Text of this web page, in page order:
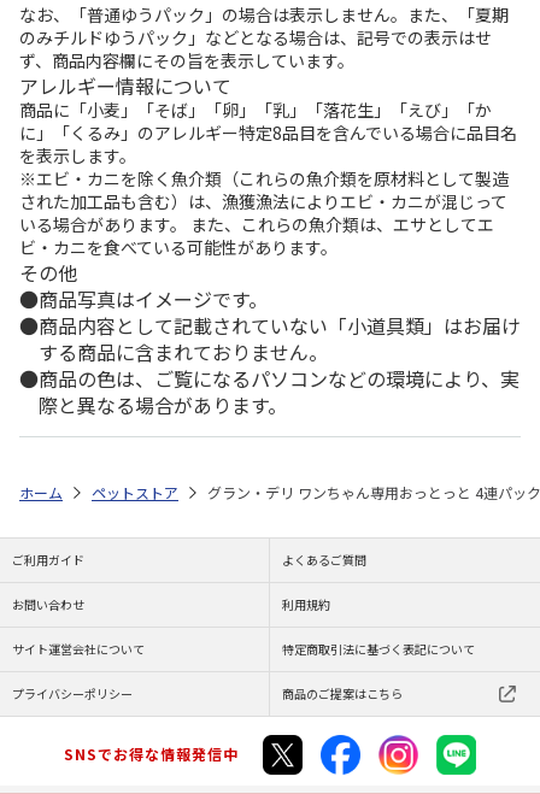
なお、「普通ゆうパック」の場合は表示しません。また、「夏期
のみチルドゆうパック」などとなる場合は、記号での表示はせ
ず、商品内容欄にその旨を表示しています。
アレルギー情報について
商品に「小麦」「そば」「卵」「乳」「落花生」「えび」「か
に」「くるみ」のアレルギー特定8品目を含んでいる場合に品目名
を表示します。
※エビ・カニを除く魚介類（これらの魚介類を原材料として製造
された加工品も含む）は、漁獲漁法によりエビ・カニが混じって
いる場合があります。 また、これらの魚介類は、エサとしてエ
ビ・カニを食べている可能性があります。
その他
商品写真はイメージです。
商品内容として記載されていない「小道具類」はお届け
する商品に含まれておりません。
商品の色は、ご覧になるパソコンなどの環境により、実
際と異なる場合があります。
ホーム ペットストア グラン・デリ ワンちゃん専用おっとっと 4連パッ
ご利用ガイド よくあるご質問
お問い合わせ 利用規約
サイト運営会社について 特定商取引法に基づく表記について
プライバシーポリシー 商品のご提案はこちら
SNSでお得な情報発信中